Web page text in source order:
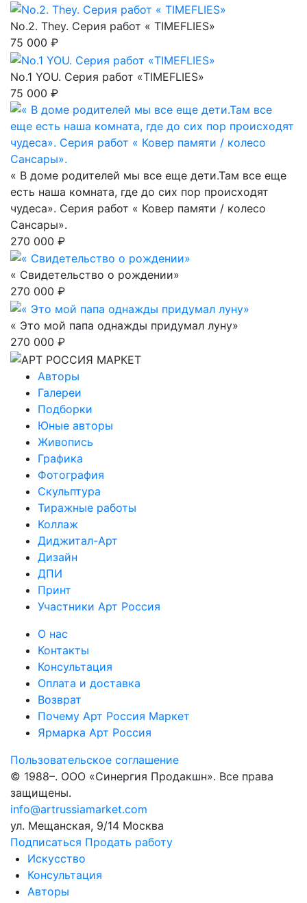
No.2. They. Серия работ « TIMEFLIES»
75 000 ₽
No.1 YOU. Серия работ «TIMEFLIES»
75 000 ₽
« В доме родителей мы все еще дети.Там все еще
есть наша комната, где до сих пор происходят
чудеса». Серия работ « Ковер памяти / колесо
Сансары».
270 000 ₽
« Свидетельство о рождении»
270 000 ₽
« Это мой папа однажды придумал луну»
270 000 ₽
Авторы
Галереи
Подборки
Юные авторы
Живопись
Графика
Фотография
Скульптура
Тиражные работы
Коллаж
Диджитал-Арт
Дизайн
ДПИ
Принт
Участники Арт Россия
О нас
Контакты
Консультация
Оплата и доставка
Возврат
Почему Арт Россия Маркет
Ярмарка Арт Россия
Пользовательское соглашение
© 1988–. ООО «Синергия Продакшн». Все права
защищены.
info@artrussiamarket.com
ул. Мещанская, 9/14 Москва
Подписаться Продать работу
Искусство
Консультация
Авторы